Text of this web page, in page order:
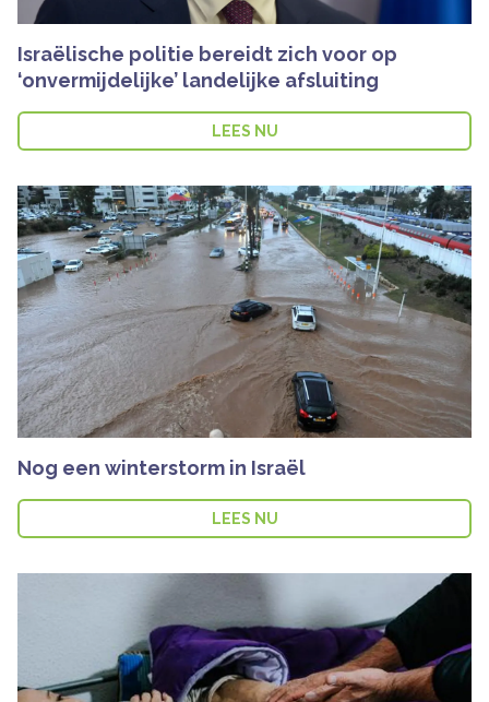
Israëlische politie bereidt zich voor op
‘onvermijdelijke’ landelijke afsluiting
LEES NU
Nog een winterstorm in Israël
LEES NU